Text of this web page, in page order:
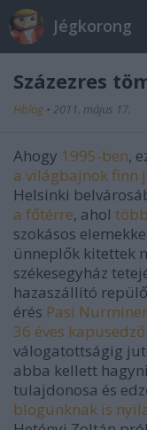
Jégkorong
Százezres
Hblog • 2011. május 17.
Ahogy 1995-ben,
a világbajnok finn
Helsinki
a főtérre, ahol
szokásos
ünneplők kitettek
székesegyház
hazaszállító
érés Pasi
36 éves kapusedző
válogatottságig
abba kellett
tulajdonosa és
blogunknak is